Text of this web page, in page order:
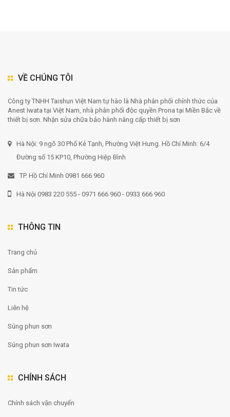
VỀ CHÚNG TÔI
Công ty TNHH Taishun Việt Nam tự hào là Nhà phân phối chính thức của
Anest Iwata tại Việt Nam, nhà phân phối độc quyền Prona tại Miền Bắc về
thiết bị sơn. Nhận sửa chữa bảo hành nâng cấp thiết bị sơn
Hà Nội: 9 ngõ 30 Phố Kẻ Tạnh, Phường Việt Hưng. Hồ Chí Minh: 6/4
Đường số 15 KP10, Phường Hiệp Bình
TP. Hồ Chí Minh 0981 666 960
Hà Nội 0983 220 555 - 0971 666 960 - 0933 666 960
THÔNG TIN
Trang chủ
Sản phẩm
Tin tức
Liên hệ
Súng phun sơn
Súng phun sơn Iwata
CHÍNH SÁCH
Chính sách vận chuyển